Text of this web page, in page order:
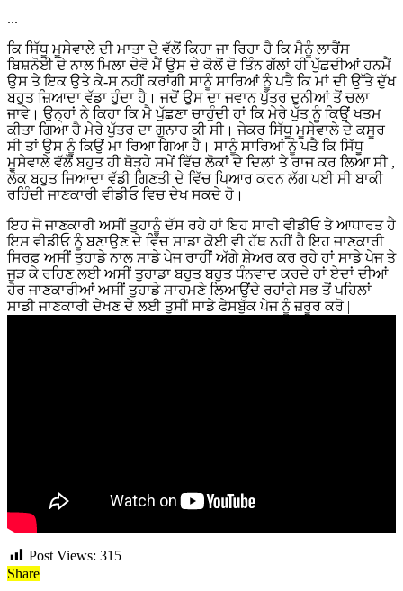
...
ਕਿ ਸਿੱਧੂ ਮੂਸੇਵਾਲੇ ਦੀ ਮਾਤਾ ਦੇ ਵੱਲੋਂ ਕਿਹਾ ਜਾ ਰਿਹਾ ਹੈ ਕਿ ਮੈਨੂੰ ਲਾਰੈਂਸ
ਬਿਸ਼ਨੋਈ ਦੇ ਨਾਲ ਮਿਲਾ ਦੇਵੋ ਮੈਂ ਉਸ ਦੇ ਕੋਲੋਂ ਦੋ ਤਿੰਨ ਗੱਲਾਂ ਹੀ ਪੁੱਛਦੀਆਂ ਹਨਮੈਂ
ਉਸ ਤੇ ਇਕ ਉਤੇ ਕੇ-ਸ ਨਹੀਂ ਕਰਾਂਗੀ ਸਾਨੂੰ ਸਾਰਿਆਂ ਨੂੰ ਪਤੈ ਕਿ ਮਾਂ ਦੀ ਉੱਤੇ ਦੁੱਖ
ਬਹੁਤ ਜ਼ਿਆਦਾ ਵੱਡਾ ਹੁੰਦਾ ਹੈ। ਜਦੋਂ ਉਸ ਦਾ ਜਵਾਨ ਪੁੱਤਰ ਦੁਨੀਆਂ ਤੋਂ ਚਲਾ
ਜਾਵੇ। ਉਨ੍ਹਾਂ ਨੇ ਕਿਹਾ ਕਿ ਮੈ ਪੁੱਛਣਾ ਚਾਹੁੰਦੀ ਹਾਂ ਕਿ ਮੇਰੇ ਪੁੱਤ ਨੂੰ ਕਿਉਂ ਖਤਮ
ਕੀਤਾ ਗਿਆ ਹੈ ਮੇਰੇ ਪੁੱਤਰ ਦਾ ਗੁਨਾਹ ਕੀ ਸੀ। ਜੇਕਰ ਸਿੱਧੂ ਮੂਸੇਵਾਲੇ ਦੇ ਕਸੂਰ
ਸੀ ਤਾਂ ਉਸ ਨੂੰ ਕਿਉਂ ਮਾ ਰਿਆ ਗਿਆ ਹੈ। ਸਾਨੂੰ ਸਾਰਿਆਂ ਨੂੰ ਪਤੈ ਕਿ ਸਿੱਧੂ
ਮੂਸੇਵਾਲੇ ਵੱਲੋਂ ਬਹੁਤ ਹੀ ਥੋੜ੍ਹੇ ਸਮੇਂ ਵਿੱਚ ਲੋਕਾਂ ਦੇ ਦਿਲਾਂ ਤੇ ਰਾਜ ਕਰ ਲਿਆ ਸੀ ,
ਲੋਕ ਬਹੁਤ ਜਿਆਦਾ ਵੱਡੀ ਗਿਣਤੀ ਦੇ ਵਿੱਚ ਪਿਆਰ ਕਰਨ ਲੱਗ ਪਈ ਸੀ ਬਾਕੀ
ਰਹਿੰਦੀ ਜਾਣਕਾਰੀ ਵੀਡੀਓ ਵਿਚ ਦੇਖ ਸਕਦੇ ਹੋ।
ਇਹ ਜੋ ਜਾਣਕਾਰੀ ਅਸੀਂ ਤੁਹਾਨੂੰ ਦੱਸ ਰਹੇ ਹਾਂ ਇਹ ਸਾਰੀ ਵੀਡੀਓ ਤੇ ਆਧਾਰਤ ਹੈ
ਇਸ ਵੀਡੀਓ ਨੂੰ ਬਣਾਉਣ ਦੇ ਵਿੱਚ ਸਾਡਾ ਕੋਈ ਵੀ ਹੱਥ ਨਹੀਂ ਹੈ ਇਹ ਜਾਣਕਾਰੀ
ਸਿਰਫ਼ ਅਸੀਂ ਤੁਹਾਡੇ ਨਾਲ ਸਾਡੇ ਪੇਜ ਰਾਹੀਂ ਅੱਗੇ ਸ਼ੇਅਰ ਕਰ ਰਹੇ ਹਾਂ ਸਾਡੇ ਪੇਜ ਤੇ
ਜੁੜ ਕੇ ਰਹਿਣ ਲਈ ਅਸੀਂ ਤੁਹਾਡਾ ਬਹੁਤ ਬਹੁਤ ਧੰਨਵਾਦ ਕਰਦੇ ਹਾਂ ਏਦਾਂ ਦੀਆਂ
ਹੋਰ ਜਾਣਕਾਰੀਆਂ ਅਸੀਂ ਤੁਹਾਡੇ ਸਾਹਮਣੇ ਲਿਆਉਂਦੇ ਰਹਾਂਗੇ ਸਭ ਤੋਂ ਪਹਿਲਾਂ
ਸਾਡੀ ਜਾਣਕਾਰੀ ਦੇਖਣ ਦੇ ਲਈ ਤੁਸੀਂ ਸਾਡੇ ਫੇਸਬੁੱਕ ਪੇਜ ਨੂੰ ਜ਼ਰੂਰ ਕਰੋ |
Post Views: 315
Share